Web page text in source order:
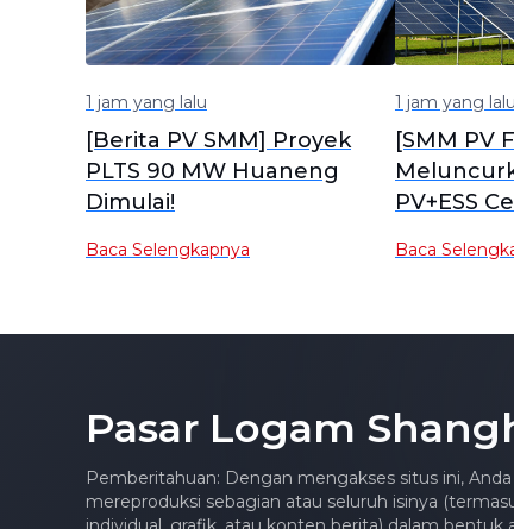
1 jam yang lalu
[Berita PV SMM] Proyek
PLTS 90 MW Huaneng
Dimulai!
Baca Selengkapnya
1 jam yang lalu
[SMM PV
PV+ESS
untuk
Baca
Pasar Logam
Pemberitahuan: Dengan mengakses situs ini,
mereproduksi sebagian atau seluruh isinya